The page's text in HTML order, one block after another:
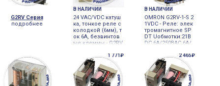
G2RV Серия
подробнее
В НАЛИЧИИ
24 VAC/VDC катуш
ка, тонкое реле с
колодкой (6мм), т
ок 6А, безвинтов
ые клеммы - G2RV
В НАЛИЧИИ
OMRON G2RV-1-S 2
1VDC - Реле: элек
тромагнитное SP
DT Uобмотки:21В
DC 6A/250ВAC 6A/
1 771₽ 2 465₽